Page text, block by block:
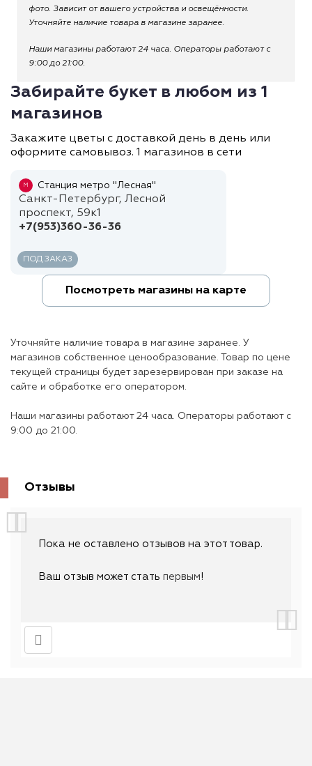
фото. Зависит от вашего устройства и освещённости.
Уточняйте наличие товара в магазине заранее.
Наши магазины работают 24 часа. Операторы работают с
9:00 до 21:00.
Забирайте букет в любом из 1
магазинов
Закажите цветы с доставкой день в день или
оформите самовывоз. 1 магазинов в сети
М Станция метро "Лесная"
Санкт-Петербург, Лесной
проспект, 59к1
+7(953)360-36-36
ПОД ЗАКАЗ
Посмотреть магазины на карте
Уточняйте наличие товара в магазине заранее. У
магазинов собственное ценообразование. Товар по цене
текущей страницы будет зарезервирован при заказе на
сайте и обработке его оператором.
Наши магазины работают 24 часа. Операторы работают с
9:00 до 21:00.
Отзывы
Пока не оставлено отзывов на этот товар.
Ваш отзыв может стать первым!